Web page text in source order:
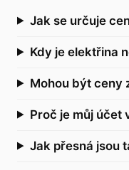
Jak se určuje
Kdy je elektřina
Mohou být ceny
Proč je můj účet
Jak přesná jsou